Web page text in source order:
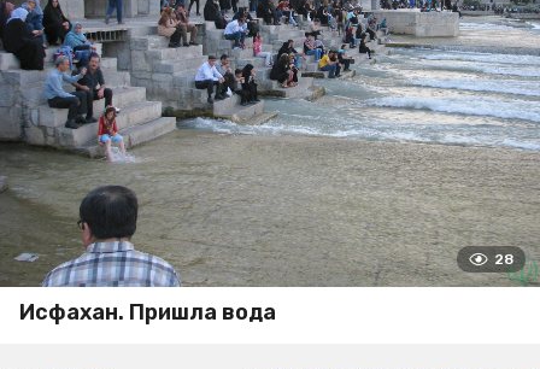
28
Исфахан. Пришла вода